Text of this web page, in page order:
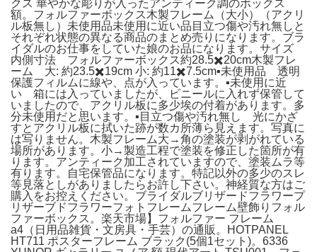
クス 華やかな彫りが入ったアンティーク調のボックス
額。フォルファーボックス木製フレーム（大小）（アクリ
ル板無し）未使用品未使用に近い品目立つ傷や汚れ無しと
それぞれ状態の異なる商品のまとめ売りになります。ブラ
イダルのお仕事をしていた娘のお品になります。サイズ
内側寸法 フォルファーボックス約28.5✖️20cm木製フレ
ーム 大: 約23.5✖️19cm 小: 約11✖️7.5cm▪️未使用品 透明
保護フィルムに線や、点が入っています。▪️未使用に近
い 箱には入っていましたが、ビニールに入れず保管して
いましたので、アクリル板に多少埃の付着があります。多
分未使用だと思います。▪️目立つ傷や汚れ無し 光にかざ
すとアクリル板に拭いた跡が数カ所薄ら見えます。写真に
は写りません。木製フレーム大→角の塗装が剥がれている
場所があります。小→製造工程で塗装を修正した箇所が有
ります。アンティーク加工されていますので、塗装ムラ等
有ります。自宅保管品になります。特記以外の多少のスレ
等見落としがありましたらお許し下さい。神経質な方はご
購入をお控えください。ブライダルブリザードフラワープ
リザーブドフラワーフォトフレームフレーム壁飾りフォル
ファーボックス。楽天市場】フォルファー フレーム
a4（日用品雑貨・文房具・手芸）の通販。HOTPANEL
HT711 ポスターフレーム ブラック(5個1セット)。6336